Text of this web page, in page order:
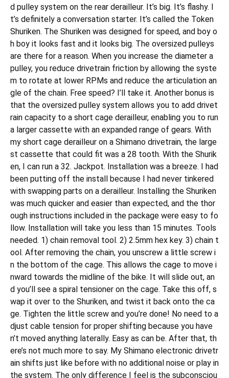
d pulley system on the rear derailleur. It’s big. It’s flashy. I
t’s definitely a conversation starter. It’s called the Token
Shuriken. The Shuriken was designed for speed, and boy o
h boy it looks fast and it looks big. The oversized pulleys
are there for a reason. When you increase the diameter a
pulley, you reduce drivetrain friction by allowing the syste
m to rotate at lower RPMs and reduce the articulation an
gle of the chain. Free speed? I’ll take it. Another bonus is
that the oversized pulley system allows you to add drivet
rain capacity to a short cage derailleur, enabling you to run
a larger cassette with an expanded range of gears. With
my short cage derailleur on a Shimano drivetrain, the large
st cassette that could fit was a 28 tooth. With the Shurik
en, I can run a 32. Jackpot. Installation was a breeze. I had
been putting off the install because I had never tinkered
with swapping parts on a derailleur. Installing the Shuriken
was much quicker and easier than expected, and the thor
ough instructions included in the package were easy to fo
llow. Installation will take you less than 15 minutes. Tools
needed. 1) chain removal tool. 2) 2.5mm hex key. 3) chain t
ool. After removing the chain, you unscrew a little screw i
n the bottom of the cage. This allows the cage to move i
nward towards the midline of the bike. It will slide out, an
d you’ll see a spiral tensioner on the cage. Take this off, s
wap it over to the Shuriken, and twist it back onto the ca
ge. Tighten the little screw and you’re done! No need to a
djust cable tension for proper shifting because you have
n’t moved anything laterally. Easy as can be. After that, th
ere’s not much more to say. My Shimano electronic drivetr
ain shifts just like before with no additional noise or play in
the system. The only difference I feel is the subconsciou